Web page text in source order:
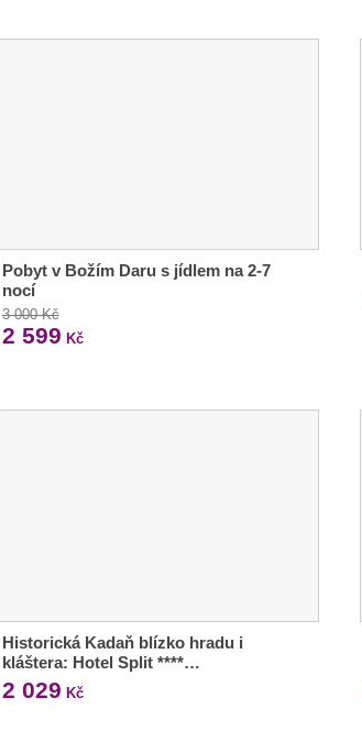
Pobyt v Božím Daru s jídlem na 2-7
nocí
3 000 Kč
2 599 Kč
Historická Kadaň blízko hradu i
kláštera: Hotel Split ****…
2 029 Kč